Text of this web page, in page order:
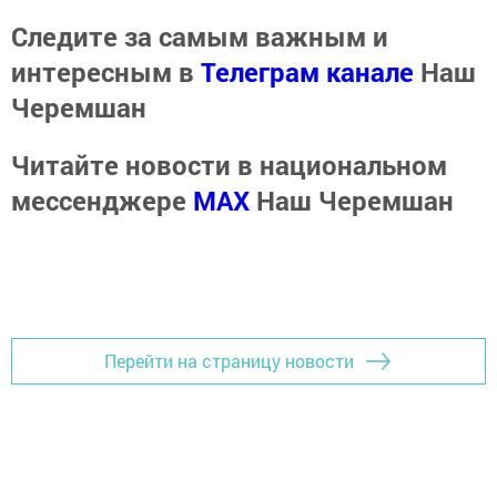
Следите за самым важным и
интересным в Телеграм канале Наш
Черемшан
Читайте новости в национальном
мессенджере MАХ Наш Черемшан
Перейти на страницу новости